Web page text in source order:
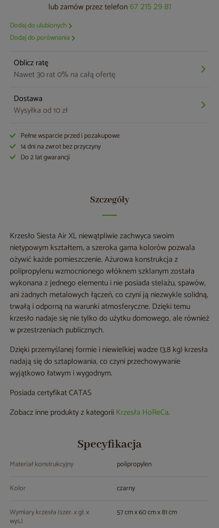
lub zamów przez telefon 67 215 29 81
Dodaj do ulubionych
Dodaj do porównania
Oblicz ratę
Nawet 30 rat 0% na całą ofertę
Dostawa
Wysyłka od 10 zł
Pełne wsparcie przed i pozakupowe
14 dni na zwrot bez przyczyny
Do 2 lat gwarancji
Szczegóły
Krzesło Siesta Air XL niewątpliwie zachwyca swoim
nietypowym kształtem, a szeroka gama kolorów pozwala
ożywić każde pomieszczenie. Ażurowa konstrukcja z
polipropylenu wzmocnionego włóknem szklanym została
wykonana z jednego elementu i nie posiada stelażu, spawów,
ani żadnych metalowych łączeń, co czyni ją niezwykle solidną,
trwałą i odporną na warunki atmosferyczne. Dzięki temu
krzesło nadaje się nie tylko do użytku domowego, ale również
w przestrzeniach publicznych.
Dzięki przemyślanej formie i niewielkiej wadze (3,8 kg) krzesła
nadają się do sztaplowania, co czyni przechowywanie
wyjątkowo łatwym i wygodnym.
Posiada certyfikat CATAS
Zobacz inne produkty z kategoriiKrzesła HoReCa.
Specyfikacja
Materiał konstrukcyjny polipropylen
Kolor czarny
Wymiary krzesła (szer. x gł. x
wys.)
57 cm x 60 cm x 81 cm